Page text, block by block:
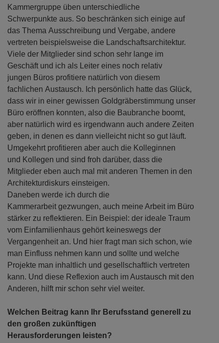
Kammergruppe üben unterschiedliche
Schwerpunkte aus. So beschränken sich einige auf
das Thema Ausschreibung und Vergabe, andere
vertreten beispielsweise die Landschaftsarchitektur.
Viele der Mitglieder sind schon sehr lange im
Geschäft und ich als Leiter eines noch relativ
jungen Büros profitiere natürlich von diesem
fachlichen Austausch. Ich persönlich hatte das Glück,
dass wir in einer gewissen Goldgräberstimmung unser
Büro eröffnen konnten, also die Baubranche boomt,
aber natürlich wird es irgendwann auch andere Zeiten
geben, in denen es dann vielleicht nicht so gut läuft.
Umgekehrt profitieren aber auch die Kolleginnen
und Kollegen und sind froh darüber, dass die
Mitglieder eben auch mal mit anderen Themen in den
Architekturdiskurs einsteigen.
Daneben werde ich durch die
Kammerarbeit gezwungen, auch meine Arbeit im Büro
stärker zu reflektieren. Ein Beispiel: der ideale Traum
vom Einfamilienhaus gehört keineswegs der
Vergangenheit an. Und hier fragt man sich schon, wie
man Einfluss nehmen kann und sollte und welche
Projekte man inhaltlich und gesellschaftlich vertreten
kann. Und diese Reflexion auch im Austausch mit den
Anderen, hilft mir schon sehr viel weiter.
Welchen Beitrag kann Ihr Berufsstand generell zu
den großen zukünftigen
Herausforderungen leisten?